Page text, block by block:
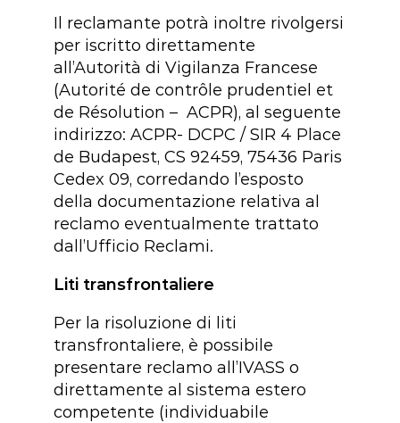
Il reclamante potrà inoltre rivolgersi
per iscritto direttamente
all’Autorità di Vigilanza Francese
(Autorité de contrôle prudentiel et
de Résolution – ACPR), al seguente
indirizzo: ACPR- DCPC / SIR 4 Place
de Budapest, CS 92459, 75436 Paris
Cedex 09, corredando l’esposto
della documentazione relativa al
reclamo eventualmente trattato
dall’Ufficio Reclami.
Liti transfrontaliere
Per la risoluzione di liti
transfrontaliere, è possibile
presentare reclamo all’IVASS o
direttamente al sistema estero
competente (individuabile